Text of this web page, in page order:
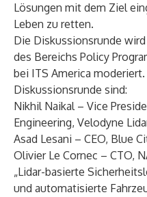
Lösungen mit dem Ziel
Leben zu retten.
Die Diskussionsrunde
des Bereichs Policy
bei ITS America
Diskussionsrunde sind:
Nikhil Naikal – Vice
Engineering, Velodyne
Asad Lesani – CEO, Blue
Olivier Le Cornec – CTO,
„Lidar-basierte
und automatisierte